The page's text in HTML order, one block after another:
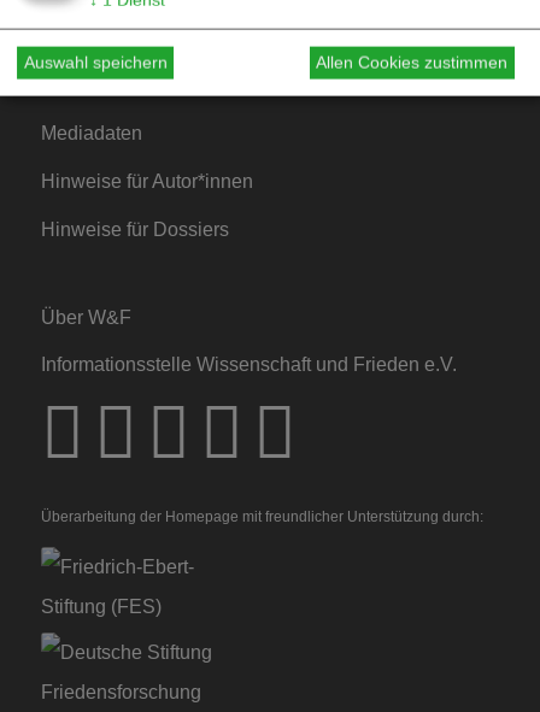
Kontakt
Mediadaten
Hinweise für Autor*innen
Hinweise für Dossiers
Über W&F
Informationsstelle Wissenschaft und Frieden e.V.
Überarbeitung der Homepage mit freundlicher Unterstützung durch:
Auswahl speichern Allen Cookies zustimmen